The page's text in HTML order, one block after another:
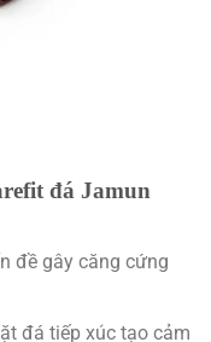
đá Jamun
đề gây căng cứng
đá tiếp xúc tạo cảm